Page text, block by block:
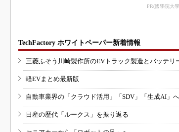
PR(國學院大
TechFactory ホワイトペーパー新着情報
三菱ふそう川崎製作所のEVトラック製造とバッテリ
軽EVまとめ最新版
自動車業界の「クラウド活用」「SDV」「生成AI」
日産の歴代「ルークス」を振り返る